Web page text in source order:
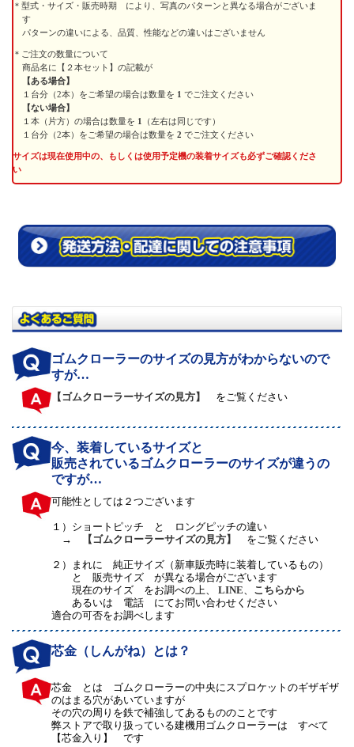
型式・サイズ・販売時期 により、写真のパターンと異なる場合がございま
す
パターンの違いによる、品質、性能などの違いはございません
ご注文の数量について
商品名に【２本セット】の記載が
【ある場合】
１台分（2本）をご希望の場合は数量を 1 でご注文ください
【ない場合】
１本（片方）の場合は数量を 1
（左右は同じです）
１台分（2本）をご希望の場合は数量を 2 でご注文ください
サイズは現在使用中の、もしくは使用予定機の装着サイズも必ずご確認くださ
い
ゴムクローラーのサイズの見方がわからないので
すが…
【ゴムクローラーサイズの見方】 をご覧ください
今、装着しているサイズと
販売されているゴムクローラーのサイズが違うの
ですが…
可能性としては２つございます
１） ショートピッチ と ロングピッチの違い
→
【ゴムクローラーサイズの見方】 をご覧ください
２）
まれに 純正サイズ（新車販売時に装着しているもの）
と 販売サイズ が異なる場合がございます
現在のサイズ をお調べの上、LINE、 こちらから
あるいは 電話 にてお問い合わせください
適合の可否をお調べします
芯金（しんがね）とは？
芯金 とは ゴムクローラーの中央にスプロケットのギザギザ
のはまる穴があいていますが
その穴の周りを鉄で補強してあるもののことです
弊ストアで取り扱っている建機用ゴムクローラーは すべて
【芯金入り】 です